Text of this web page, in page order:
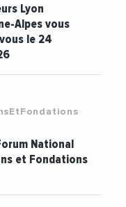
Lyon
Alpes vous
le 24
National
et Fondations